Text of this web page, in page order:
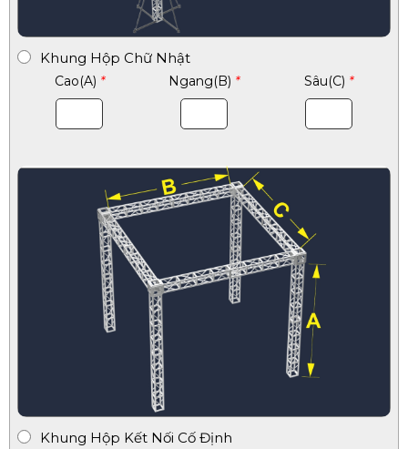
Khung Hộp Chữ Nhật
Cao(A) * Ngang(B) * Sâu(C) *
Khung Hộp Kết Nối Cố Định